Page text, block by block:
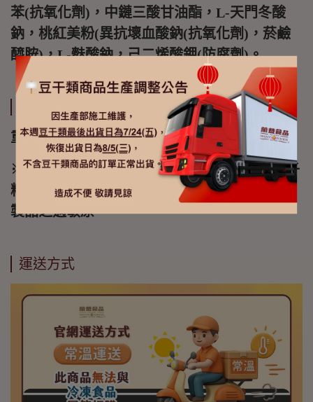
苯(抗氧化劑)，中鏈三酸甘油酯，L-天門冬酸
鈉，桃紅美粉(異抗壞血酸鈉(抗氧化劑)，菸鹼
醯胺)，L-麩酸鈉，己二烯酸鉀(防腐劑)。
重量"110g
※本產品含有牛奶及其製品(乳糖)、芝麻、椰子
粉、大豆及其製品、含麩質之穀物及甲殼類其
製品之過敏原
運送方式